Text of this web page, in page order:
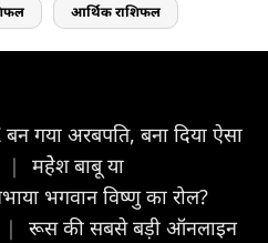
आर्थिक राशिफल
गया अरबपति, बना दिया ऐसा
|
महेेश बाबू या
भगवान विष्णु का रोल?
|
रूस की सबसे बड़ी ऑनलाइन